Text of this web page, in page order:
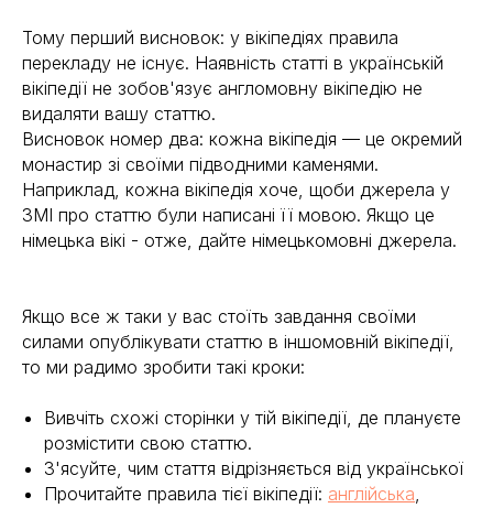
Тому перший висновок: у вікіпедіях правила
перекладу не існує. Наявність статті в українській
вікіпедії не зобов'язує англомовну вікіпедію не
видаляти вашу статтю.
Висновок номер два: кожна вікіпедія — це окремий
монастир зі своїми підводними каменями.
Наприклад, кожна вікіпедія хоче, щоби джерела у
ЗМІ про статтю були написані її мовою. Якщо це
німецька вікі - отже, дайте німецькомовні джерела.
Якщо все ж таки у вас стоїть завдання своїми
силами опублікувати статтю в іншомовній вікіпедії,
то ми радимо зробити такі кроки:
Вивчіть схожі сторінки у тій вікіпедії, де плануєте
розмістити свою статтю.
З'ясуйте, чим стаття відрізняється від української
Прочитайте правила тієї вікіпедії: англійська,